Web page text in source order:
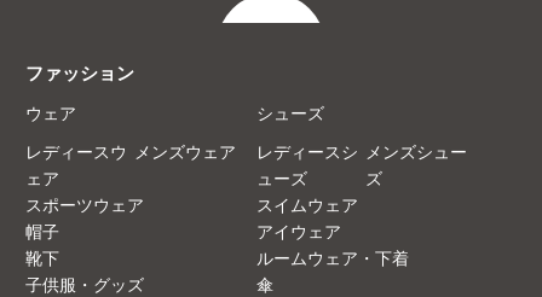
ファッション
ウェア
レディースウ
ェア
メンズウェア
シューズ
レディースシ
ューズ
メンズシュー
ズ
スポーツウェア
スイムウェア
帽子
アイウェア
靴下
ルームウェア・下着
子供服・グッズ
傘